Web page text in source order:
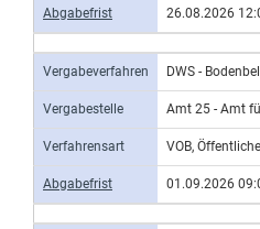
Abgabefrist 26.08.2026
Vergabeverfahren DWS -
Vergabestelle Amt 25 - Amt
Verfahrensart VOB,
Abgabefrist 01.09.2026